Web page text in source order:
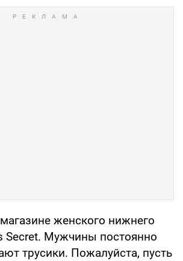
женского нижнего
Secret. Мужчины постоянно
трусики. Пожалуйста, пусть